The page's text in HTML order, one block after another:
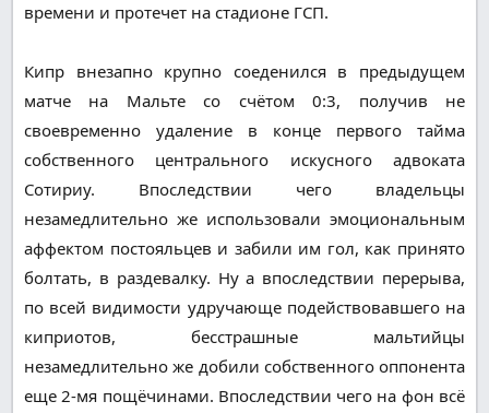
времени и протечет на стадионе ГСП.
Кипр внезапно крупно соеденился в предыдущем
матче на Мальте со счётом 0:3, получив не
своевременно удаление в конце первого тайма
собственного центрального искусного адвоката
Сотириу. Впоследствии чего владельцы
незамедлительно же использовали эмоциональным
аффектом постояльцев и забили им гол, как принято
болтать, в раздевалку. Ну а впоследствии перерыва,
по всей видимости удручающе подействовавшего на
киприотов, бесстрашные мальтийцы
незамедлительно же добили собственного оппонента
еще 2-мя пощёчинами. Впоследствии чего на фон всё